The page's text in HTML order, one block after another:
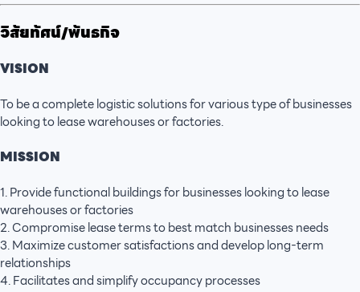
วิสัยทัศน์/พันธกิจ
VISION
To be a complete logistic solutions for various type of businesses
looking to lease warehouses or factories.
MISSION
1. Provide functional buildings for businesses looking to lease
warehouses or factories
2. Compromise lease terms to best match businesses needs
3. Maximize customer satisfactions and develop long-term
relationships
4. Facilitates and simplify occupancy processes